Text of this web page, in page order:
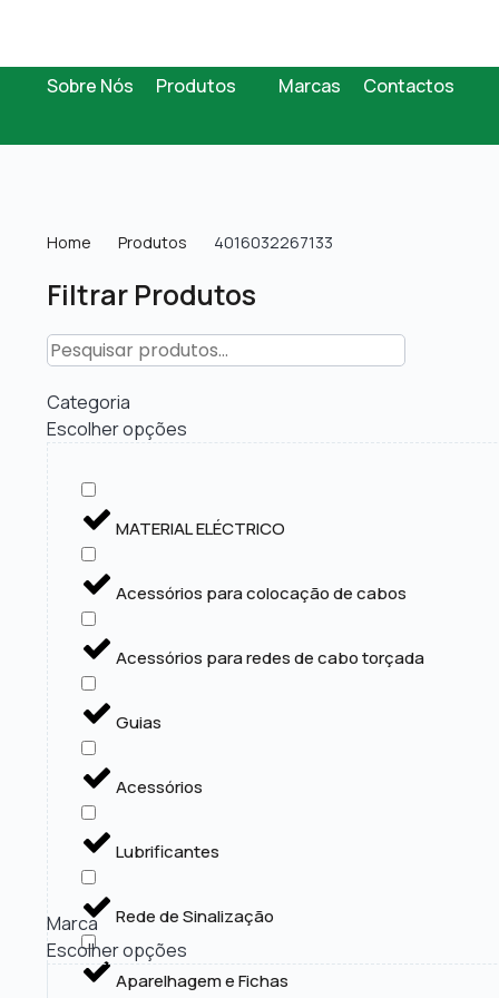
Sobre Nós Produtos Marcas Contactos
Home Produtos 4016032267133
Filtrar Produtos
Categoria
Escolher opções
MATERIAL ELÉCTRICO
Acessórios para colocação de cabos
Acessórios para redes de cabo torçada
Guias
Acessórios
Lubrificantes
Rede de Sinalização
Aparelhagem e Fichas
Marca
Escolher opções